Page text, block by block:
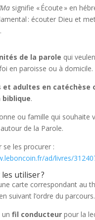
signifie « Écoute » en
: écouter Dieu et
de la parole qui
en paroisse ou à domicile.
et adultes en catéchèse
.
ou famille qui souhaite
de la Parole.
se les procurer :
ad/livres/
utiliser ?
carte correspondant au
suivant l’ordre du parcours.
un fil conducteurpour la